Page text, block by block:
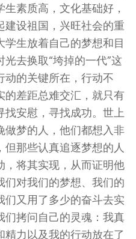
素质高，文化基础好，
建设祖国，兴旺社会的重
生放着自己的梦想和目
去换取“垮掉的一代”这
的关键所在，行动不
的差距总难交汇，就只有
找安慰，寻找成功。世上
做梦的人，他们都想入非
那些认真追逐梦想的人
，将其实现，从而证明他
对我们的梦想、我们的
们又用了多少的奋斗去实
们拷问自己的灵魂：我真
力以及我的行动放在了